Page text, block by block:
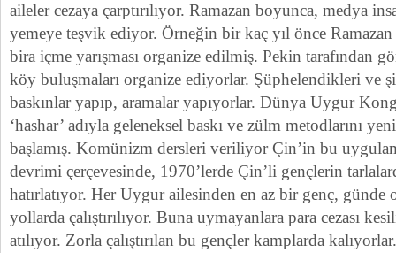
aileler cezaya çarptırılıyor. Ramazan boyunca, medya
yemeye teşvik ediyor. Örneğin bir kaç yıl önce Ramazan
bira içme yarışması organize edilmiş. Pekin tarafından
köy buluşmaları organize ediyorlar. Şüphelendikleri ve
baskınlar yapıp, aramalar yapıyorlar. Dünya Uygur
‘hashar’ adıyla geleneksel baskı ve zülm metodlarını
başlamış. Komünizm dersleri veriliyor Çin’in bu
devrimi çerçevesinde, 1970’lerde Çin’li gençlerin
hatırlatıyor. Her Uygur ailesinden en az bir genç, günde
yollarda çalıştırılıyor. Buna uymayanlara para cezası
atılıyor. Zorla çalıştırılan bu gençler kamplarda